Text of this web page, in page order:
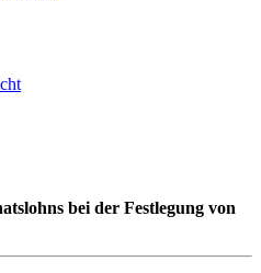
bei der Festlegung von